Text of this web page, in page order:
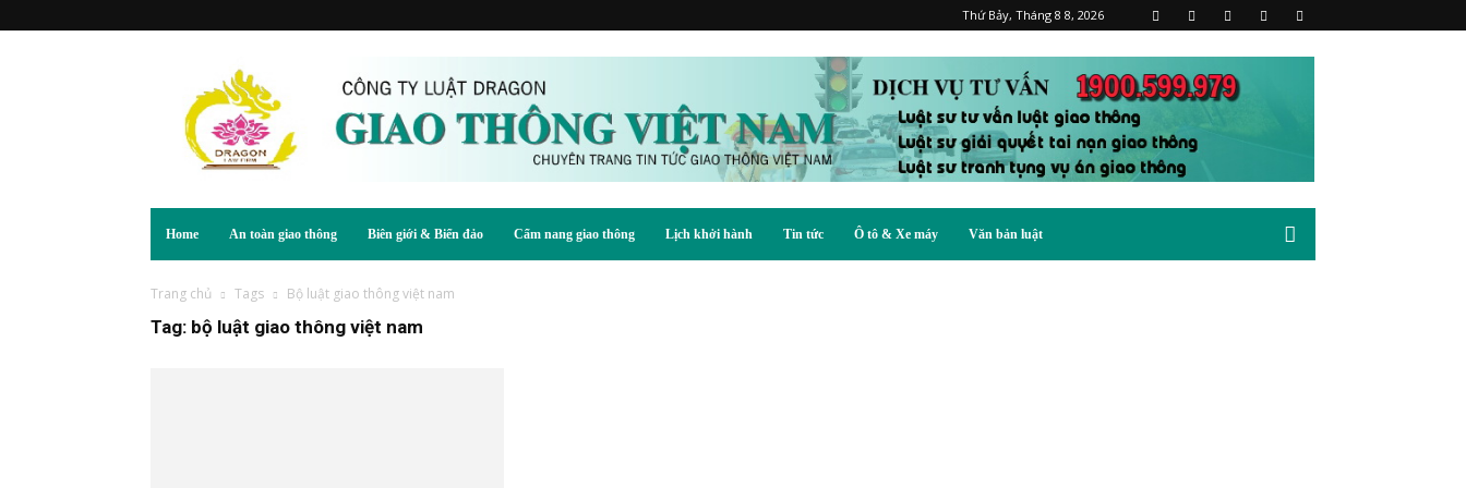
Thứ Bảy, Tháng 8 8, 2026
Home An toàn giao thông Biên giới & Biển đảo Cẩm nang giao thông Lịch khởi hành Tin tức Ô tô & Xe máy Văn bản luật
Trang chủ Tags Bộ luật giao thông việt nam
Tag: bộ luật giao thông việt nam